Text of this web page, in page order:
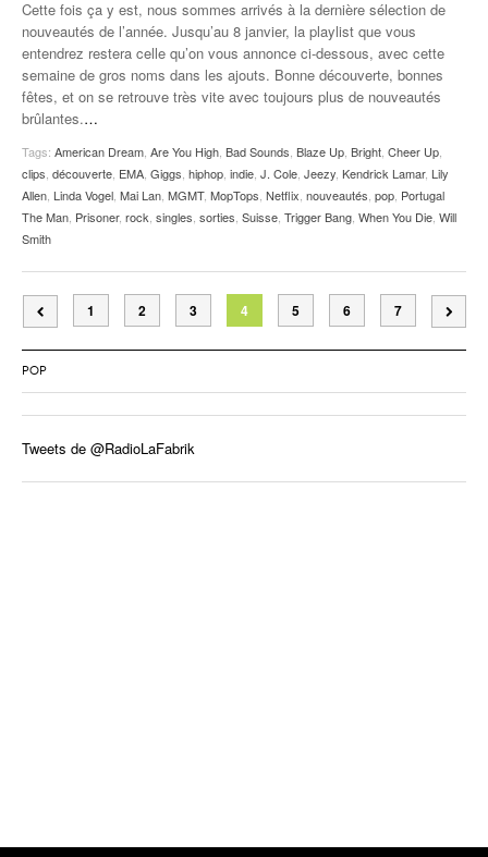
Cette fois ça y est, nous sommes arrivés à la dernière sélection de
nouveautés de l’année. Jusqu’au 8 janvier, la playlist que vous
entendrez restera celle qu’on vous annonce ci-dessous, avec cette
semaine de gros noms dans les ajouts. Bonne découverte, bonnes
fêtes, et on se retrouve très vite avec toujours plus de nouveautés
brûlantes.…
Tags: American Dream Are You High Bad Sounds Blaze Up Bright Cheer Up
clips découverte EMA Giggs hiphop indie J. Cole Jeezy Kendrick Lamar, Lily
Allen Linda Vogel Mai Lan MGMT, MopTops Netflix nouveautés pop Portugal
The Man Prisoner, rock singles sorties Suisse Trigger Bang When You Die Will
Smith
1 2 3 4 5 6 7
POP
Tweets de @RadioLaFabrik